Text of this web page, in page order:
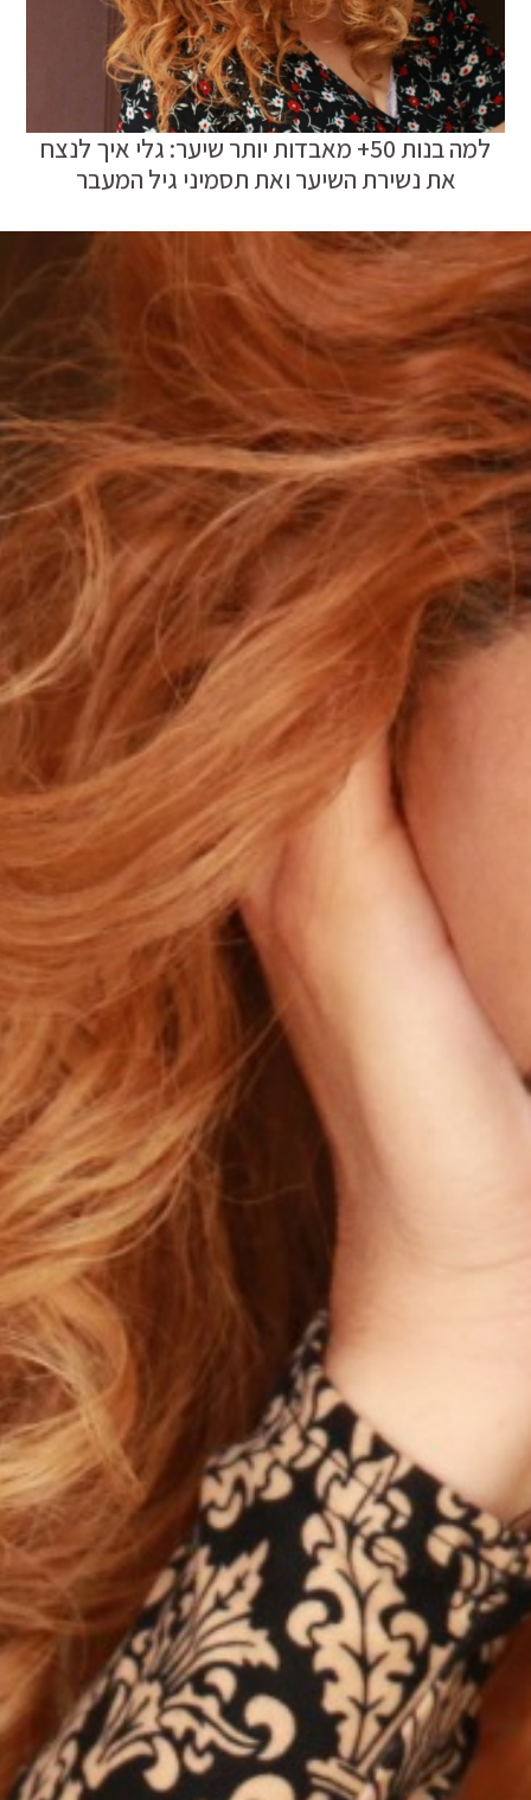
למה בנות 50+ מאבדות יותר שיער: גלי איך לנצח
את נשירת השיער ואת תסמיני גיל המעבר